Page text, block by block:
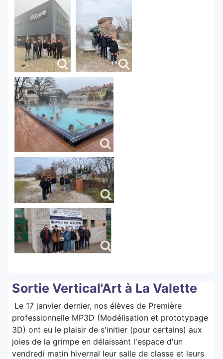
Sortie Vertical'Art à La Valette
Le 17 janvier dernier, nos élèves de Première
professionnelle MP3D (Modélisation et prototypage
3D) ont eu le plaisir de s'initier (pour certains) aux
joies de la grimpe en délaissant l'espace d'un
vendredi matin hivernal leur salle de classe et leurs